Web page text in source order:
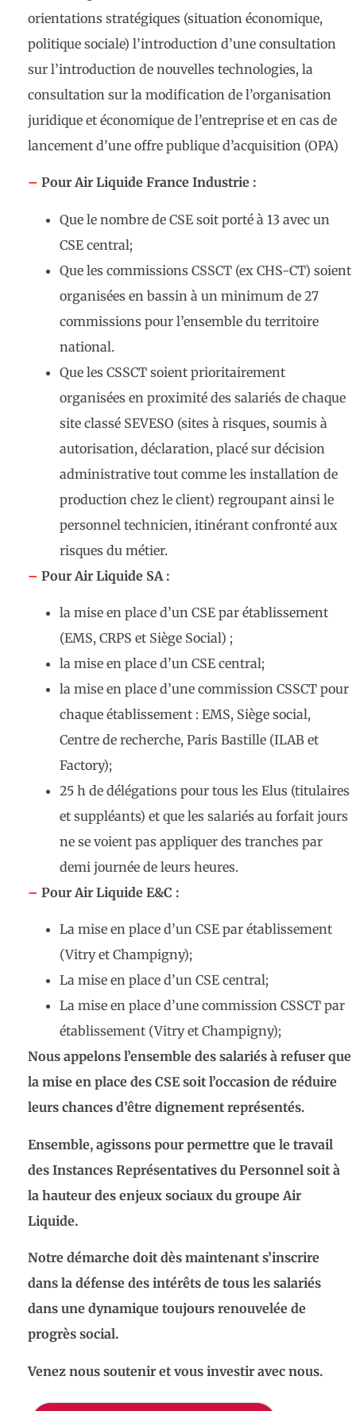
orientations stratégiques (situation économique,
politique sociale) l’introduction d’une consultation
sur l’introduction de nouvelles technologies, la
consultation sur la modification de l’organisation
juridique et économique de l’entreprise et en cas de
lancement d’une offre publique d’acquisition (OPA)
– Pour Air Liquide France Industrie :
Que le nombre de CSE soit porté à 13 avec un
CSE central;
Que les commissions CSSCT (ex CHS-CT) soient
organisées en bassin à un minimum de 27
commissions pour l’ensemble du territoire
national.
Que les CSSCT soient prioritairement
organisées en proximité des salariés de chaque
site classé SEVESO (sites à risques, soumis à
autorisation, déclaration, placé sur décision
administrative tout comme les installation de
production chez le client) regroupant ainsi le
personnel technicien, itinérant confronté aux
risques du métier.
– Pour Air Liquide SA :
la mise en place d’un CSE par établissement
(EMS, CRPS et Siège Social) ;
la mise en place d’un CSE central;
la mise en place d’une commission CSSCT pour
chaque établissement : EMS, Siège social,
Centre de recherche, Paris Bastille (ILAB et
Factory);
25 h de délégations pour tous les Elus (titulaires
et suppléants) et que les salariés au forfait jours
ne se voient pas appliquer des tranches par
demi journée de leurs heures.
– Pour Air Liquide E&C :
La mise en place d’un CSE par établissement
(Vitry et Champigny);
La mise en place d’un CSE central;
La mise en place d’une commission CSSCT par
établissement (Vitry et Champigny);
Nous appelons l’ensemble des salariés à refuser que
la mise en place des CSE soit l’occasion de réduire
leurs chances d’être dignement représentés.
Ensemble, agissons pour permettre que le travail
des Instances Représentatives du Personnel soit à
la hauteur des enjeux sociaux du groupe Air
Liquide.
Notre démarche doit dès maintenant s’inscrire
dans la défense des intérêts de tous les salariés
dans une dynamique toujours renouvelée de
progrès social.
Venez nous soutenir et vous investir avec nous.